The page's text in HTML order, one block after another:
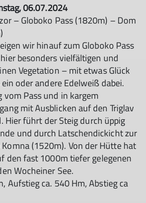
06.07.2024
– Globoko Pass (1820m) – Dom
wir hinauf zum Globoko Pass
besonders vielfältigen und
Vegetation – mit etwas Glück
oder andere Edelweiß dabei.
vom Pass und in kargem
mit Ausblicken auf den Triglav
Hier führt der Steig durch üppig
und durch Latschendickicht zur
(1520m). Von der Hütte hat
den fast 1000m tiefer gelegenen
Wocheiner See.
Aufstieg ca. 540 Hm, Abstieg ca